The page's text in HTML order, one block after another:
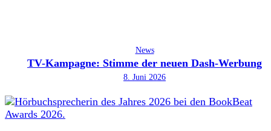
News
TV-Kampagne: Stimme der neuen Dash-Werbung
8. Juni 2026